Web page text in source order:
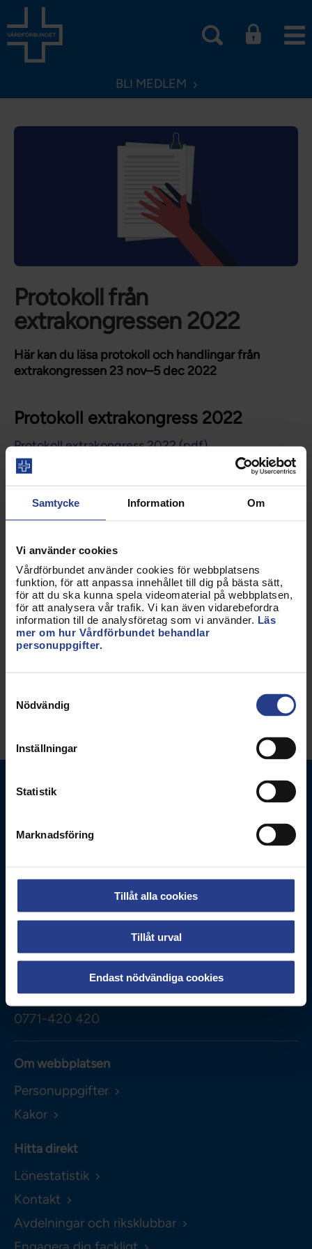
Samtycke Information Om
Vi använder cookies
Vårdförbundet använder cookies för webbplatsens
funktion, för att anpassa innehållet till dig på bästa sätt,
för att du ska kunna spela videomaterial på webbplatsen,
för att analysera vår trafik. Vi kan även vidarebefordra
information till de analysföretag som vi använder. Läs
mer om hur Vårdförbundet behandlar
personuppgifter.
Nödvändig
Inställningar
Statistik
Marknadsföring
Tillåt alla cookies
Tillåt urval
Endast nödvändiga cookies
BLI MEDLEM
Protokoll från
extrakongressen 2022
Här kan du läsa protokoll och handlingar från
extrakongressen 23 nov–5 dec 2022
Protokoll extrakongress 2022
Protokoll extrakongress 2022 (pdf)
Proposition medlemsavgiftshöjning (pdf)
2022 (pdf)
Tillbaka till Kongress 2026
Uppdaterad:30 sep 2025
103 65Stockholm
Adolf Fredriks Kyrkogata 11
Kontakta oss
0771-420 420
Om webbplatsen
Personuppgifter
Kakor
Hitta direkt
Lönestatistik
Kontakt
Avdelningar och riksklubbar